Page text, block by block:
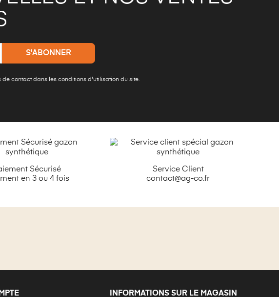
de contact dans les conditions d'utilisation du site.
Sécurisé
en 3 ou 4 fois
Service Client
contact@ag-co.fr
INFORMATIONS SUR LE MAGASIN